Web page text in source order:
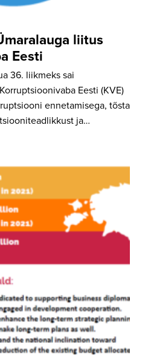
liitus
Eesti
36. liikmeks sai
Eesti (KVE)
ennetamisega, tõsta
ja…